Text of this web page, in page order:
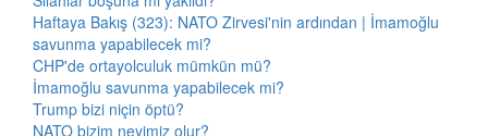
Haftaya Bakış (323): NATO Zirvesi'nin ardından | İmamoğlu
savunma yapabilecek mi?
CHP'de ortayolculuk mümkün mü?
İmamoğlu savunma yapabilecek mi?
Trump bizi niçin öptü?
NATO bizim neyimiz olur?